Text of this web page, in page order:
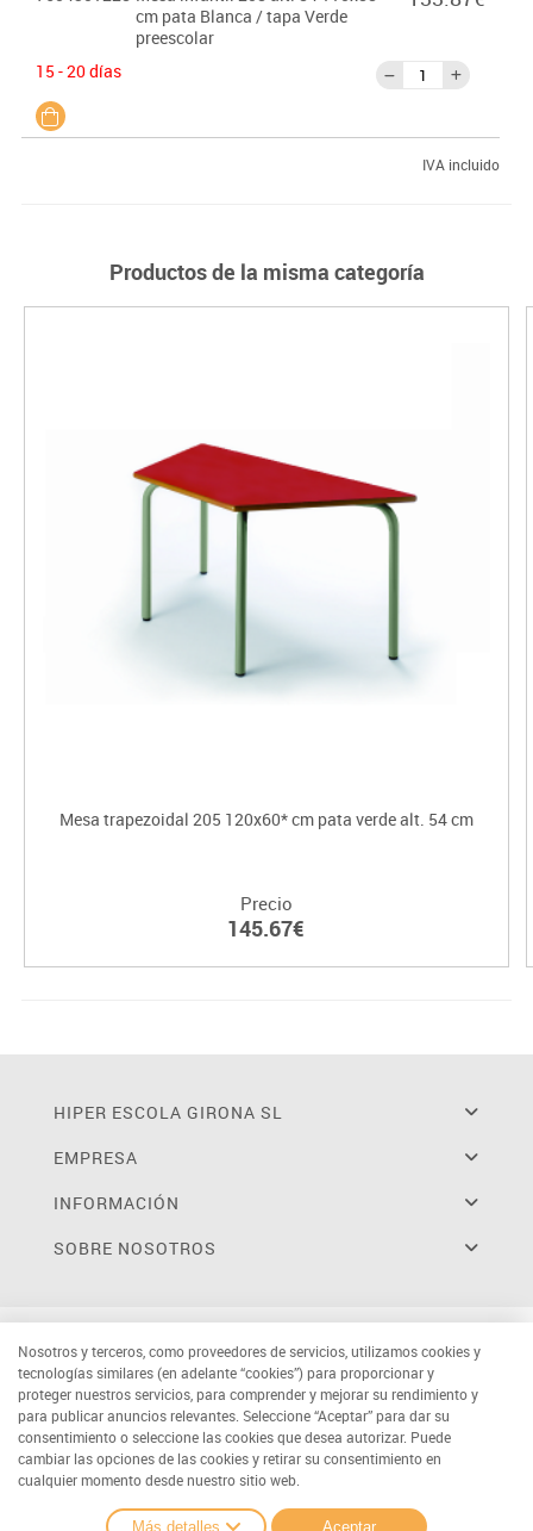
cm pata Blanca / tapa Verde
preescolar
15 - 20 días
IVA incluido
Productos de la misma categoría
Mesa trapezoidal 205 120x60* cm pata verde alt. 54 cm
Precio
145.67€
HIPER ESCOLA GIRONA SL
EMPRESA
INFORMACIÓN
SOBRE NOSOTROS
Nosotros y terceros, como proveedores de servicios, utilizamos cookies y
tecnologías similares (en adelante “cookies”) para proporcionar y
proteger nuestros servicios, para comprender y mejorar su rendimiento y
para publicar anuncios relevantes. Seleccione “Aceptar” para dar su
consentimiento o seleccione las cookies que desea autorizar. Puede
cambiar las opciones de las cookies y retirar su consentimiento en
cualquier momento desde nuestro sitio web.
Más detalles Aceptar